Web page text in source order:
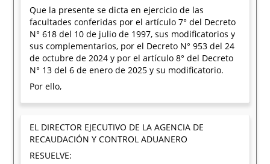
Que la presente se dicta en ejercicio de las
facultades conferidas por el artículo 7° del Decreto
N° 618 del 10 de julio de 1997, sus modificatorios y
sus complementarios, por el Decreto N° 953 del 24
de octubre de 2024 y por el artículo 8° del Decreto
N° 13 del 6 de enero de 2025 y su modificatorio.
Por ello,
EL DIRECTOR EJECUTIVO DE LA AGENCIA DE
RECAUDACIÓN Y CONTROL ADUANERO
RESUELVE: